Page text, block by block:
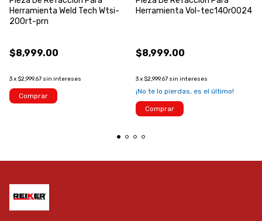
Herramienta Weld Tech Wtsi-
200rt-prn
$8,999.00
3x $2,999.67 sin intereses
Comprar
Herramienta Vol-tec140r0024
$8,999.00
3x $2,999.67 sin intereses
¡No te lo pierdas, es el último!
Comprar